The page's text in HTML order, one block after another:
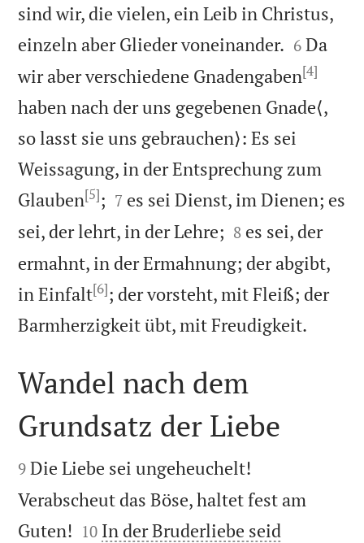
sind wir, die vielen, ein Leib in Christus,
einzeln aber Glieder voneinander. 

6 Da
wir aber verschiedene Gnadengaben[4]
haben nach der uns gegebenen Gnade⟨,
so lasst sie uns gebrauchen⟩: Es sei
Weissagung, in der Entsprechung zum
Glauben[5]; 

7 es sei Dienst, im Dienen; es
sei, der lehrt, in der Lehre; 

8 es sei, der
ermahnt, in der Ermahnung; der abgibt,
in Einfalt[6]; der vorsteht, mit Fleiß; der
Barmherzigkeit übt, mit Freudigkeit.

Wandel nach dem
Grundsatz der Liebe

9 Die Liebe sei ungeheuchelt!
Verabscheut das Böse, haltet fest am
Guten! 

10 In der Bruderliebe seid